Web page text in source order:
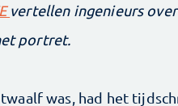
vertellen ingenieurs
portret.
twaalf was, had het